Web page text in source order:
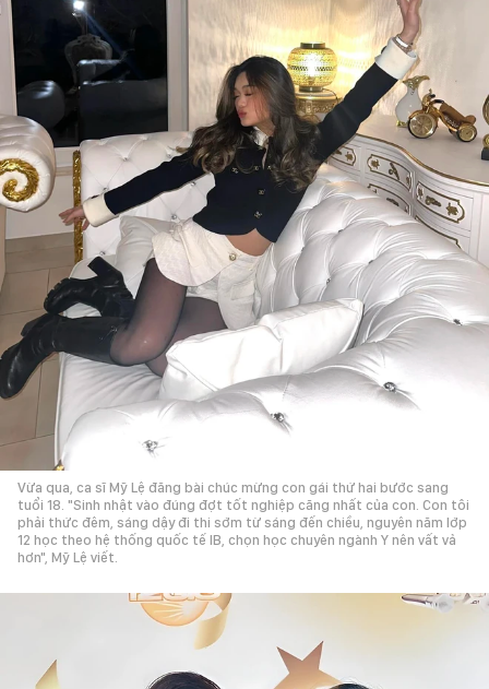
Vừa qua, ca sĩ Mỹ Lệ đăng bài chúc mừng con gái thứ hai bước sang
tuổi 18. "Sinh nhật vào đúng đợt tốt nghiệp căng nhất của con. Con tôi
phải thức đêm, sáng dậy đi thi sớm từ sáng đến chiều, nguyên năm lớp
12 học theo hệ thống quốc tế IB, chọn học chuyên ngành Y nên vất vả
hơn", Mỹ Lệ viết.